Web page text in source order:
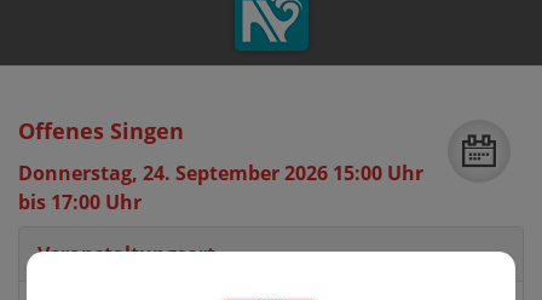
Offenes Singen
Donnerstag, 24. September 2026 15:00 Uhr
bis 17:00 Uhr
Veranstaltungsort